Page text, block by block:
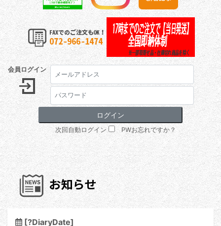
会員ログイン
次回自動ログイン PWお忘れですか？
[?DiaryDate]